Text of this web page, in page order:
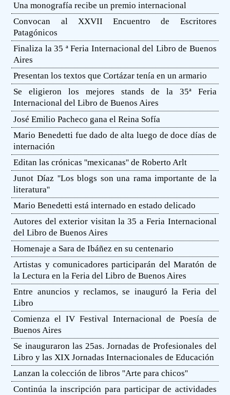
Una monografía recibe un premio internacional
Convocan al XXVII Encuentro de Escritores
Patagónicos
Finaliza la 35 ª Feria Internacional del Libro de Buenos
Aires
Presentan los textos que Cortázar tenía en un armario
Se eligieron los mejores stands de la 35ª Feria
Internacional del Libro de Buenos Aires
José Emilio Pacheco gana el Reina Sofía
Mario Benedetti fue dado de alta luego de doce días de
internación
Editan las crónicas ''mexicanas'' de Roberto Arlt
Junot Díaz ''Los blogs son una rama importante de la
literatura''
Mario Benedetti está internado en estado delicado
Autores del exterior visitan la 35 a Feria Internacional
del Libro de Buenos Aires
Homenaje a Sara de Ibáñez en su centenario
Artistas y comunicadores participarán del Maratón de
la Lectura en la Feria del Libro de Buenos Aires
Entre anuncios y reclamos, se inauguró la Feria del
Libro
Comienza el IV Festival Internacional de Poesía de
Buenos Aires
Se inauguraron las 25as. Jornadas de Profesionales del
Libro y las XIX Jornadas Internacionales de Educación
Lanzan la colección de libros ''Arte para chicos''
Continúa la inscripción para participar de actividades